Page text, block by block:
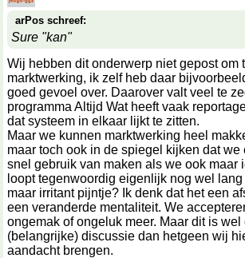
arPos schreef:
Sure "kan"
Wij hebben dit onderwerp niet gepost om
marktwerking, ik zelf heb daar
goed gevoel over. Daarover valt veel te
programma Altijd Wat heeft vaak
dat systeem in elkaar lijkt te zitten.
Maar we kunnen marktwerking heel
maar toch ook in de spiegel kijken dat we
snel gebruik van maken als we ook maar
loopt tegenwoordig eigenlijk nog wel
maar irritant pijntje? Ik denk dat het een
een veranderde mentaliteit. We
ongemak of ongeluk meer. Maar dit is
(belangrijke) discussie dan hetgeen wij
aandacht brengen.